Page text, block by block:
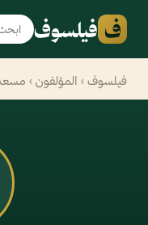
ف فيلسوف
فيلسوف › المؤلفون ›